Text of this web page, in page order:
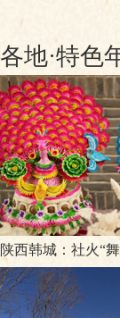
各地·特色
陕西韩城：社火“